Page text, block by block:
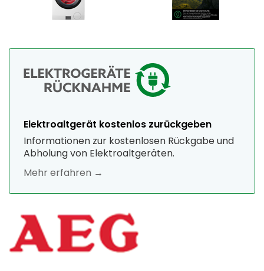
Elektroaltgerät kostenlos zurückgeben
Informationen zur kostenlosen Rückgabe und
Abholung von Elektroaltgeräten.
Mehr erfahren →